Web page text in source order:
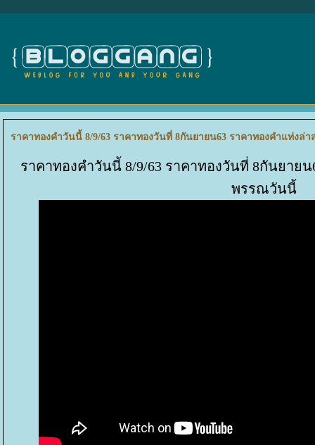
ราคาทองคำวันนี้ 8/9/63 ราคาทองวันที่ 8กันยายน63 ราคาทองคำแท่งล่
ราคาทองคำวันนี้ 8/9/63 ราคาทองวันที่ 8กันยาย
พรรณวันนี้